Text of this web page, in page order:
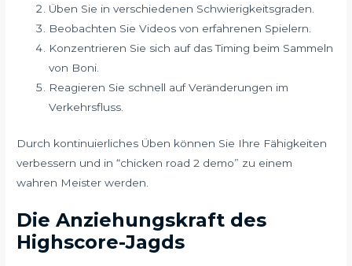
Üben Sie in verschiedenen Schwierigkeitsgraden.
Beobachten Sie Videos von erfahrenen Spielern.
Konzentrieren Sie sich auf das Timing beim Sammeln
von Boni.
Reagieren Sie schnell auf Veränderungen im
Verkehrsfluss.
Durch kontinuierliches Üben können Sie Ihre Fähigkeiten
verbessern und in “chicken road 2 demo” zu einem
wahren Meister werden.
Die Anziehungskraft des
Highscore-Jagds